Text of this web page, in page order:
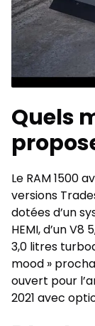
Quels
Le RAM 1500
versions
dotées d’un
HEMI, d’un
3,0 litres
mood »
ouvert pour
2021 avec